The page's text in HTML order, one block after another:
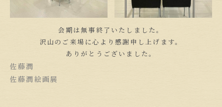
会期は無事終了いたしました。
沢山のご来場に心より感謝申し上げます。
ありがとうございました。
佐藤潤
佐藤潤絵画展